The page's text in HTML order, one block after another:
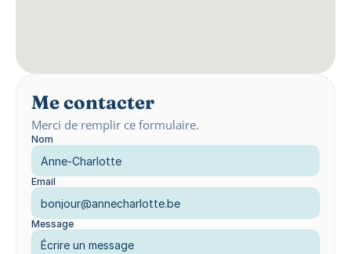
Me contacter
Merci de remplir ce formulaire.
Nom
Email
Message